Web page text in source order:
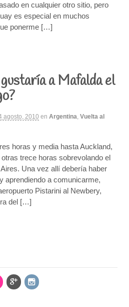
en cualquier otro sitio, pero
es especial en muchos
ponerme […]
a Mafalda el
agosto, 2010 en Argentina, Vuelta al
horas y media hasta Auckland,
trece horas sobrevolando el
Una vez allí debería haber
aprendiendo a comunicarme,
Pistarini al Newbery,
del […]